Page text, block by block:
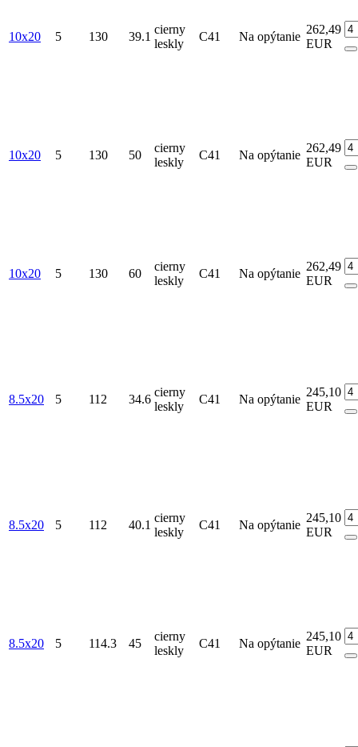
10x20 5 130 39.1
cierny
leskly
C41 Na opýtanie
262,49
EUR
10x20 5 130 50
cierny
leskly
C41 Na opýtanie
262,49
EUR
10x20 5 130 60
cierny
leskly
C41 Na opýtanie
262,49
EUR
8.5x20 5 112 34.6
cierny
leskly
C41 Na opýtanie
245,10
EUR
8.5x20 5 112 40.1
cierny
leskly
C41 Na opýtanie
245,10
EUR
8.5x20 5 114.3 45
cierny
leskly
C41 Na opýtanie
245,10
EUR